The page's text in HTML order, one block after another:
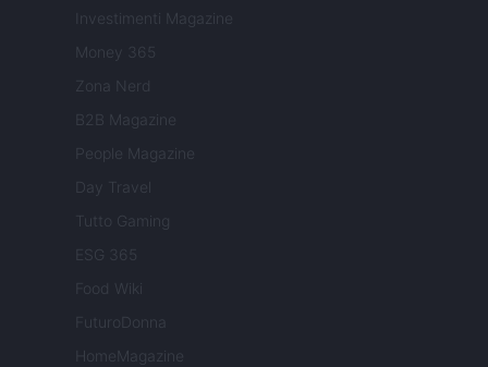
Investimenti Magazine
Money 365
Zona Nerd
B2B Magazine
People Magazine
Day Travel
Tutto Gaming
ESG 365
Food Wiki
FuturoDonna
HomeMagazine